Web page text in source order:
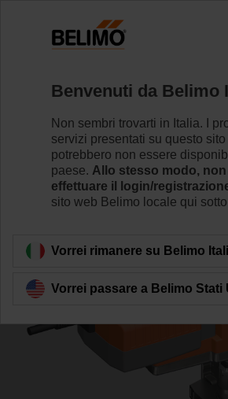
H6025X10-S2+NVK24A-MP-
Per saperne di più
Torna alla categoria di prodotti
Benvenuti da Belimo
Non sembri trovarti in Italia. I
servizi presentati su questo sito
potrebbero non essere
paese. Allo stesso modo,
effettuare il login/
sito web Belimo locale qui
Vorrei rimanere su Belimo
Vorrei passare a Belimo Stati